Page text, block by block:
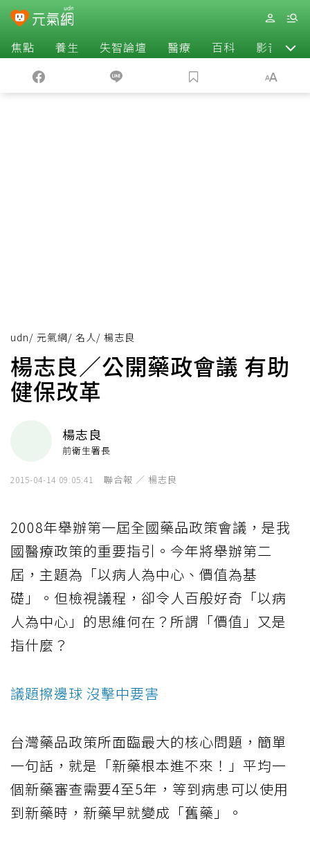
焦點 養生 失智論壇 醫療 百科 影音
udn/ 元氣網/ 名人/ 楊志良
楊志良／公開藥政會議 有助
健保改革
楊志良
前衛生署長
2015-04-14 09:05:41 聯合報 ／ 楊志良
2008年舉辦第一屆全國藥品政策會議，是我
國醫療政策的重要指引。今年將舉辦第二
屆，主題為「以病人為中心、價值為基
礎」。但檢視議程，卻令人百般好奇「以病
人為中心」的思維何在？所謂「價值」又是
指什麼？
議題擦邊球 沒擊中要害
台灣藥品政策所面臨最大的核心問題，簡單
一句話，就是「新藥根本進不來！」平均一
個新藥審查需要4至5年，等到病患可以使用
到新藥時，新藥早就變成「舊藥」。